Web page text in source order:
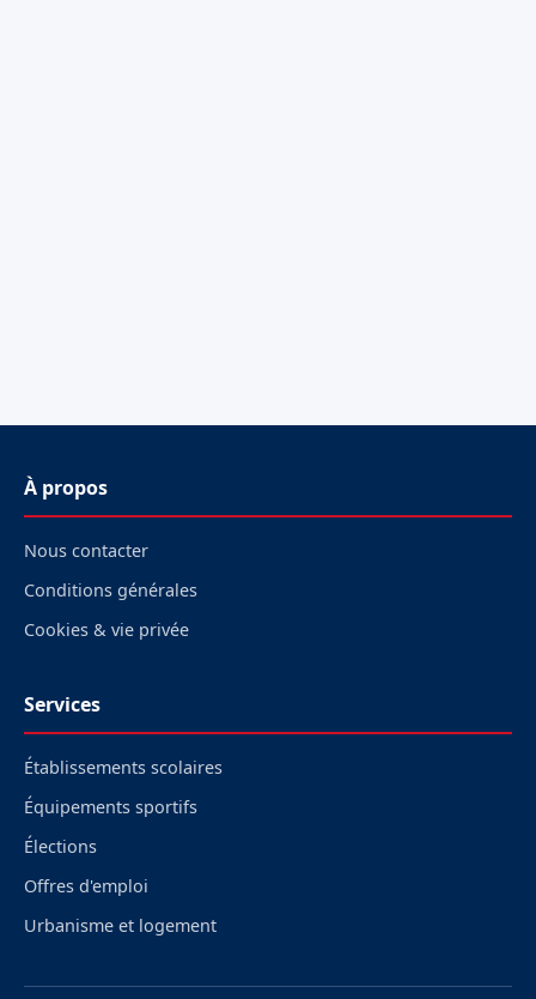
À propos
Nous contacter
Conditions générales
Cookies & vie privée
Services
Établissements scolaires
Équipements sportifs
Élections
Offres d'emploi
Urbanisme et logement